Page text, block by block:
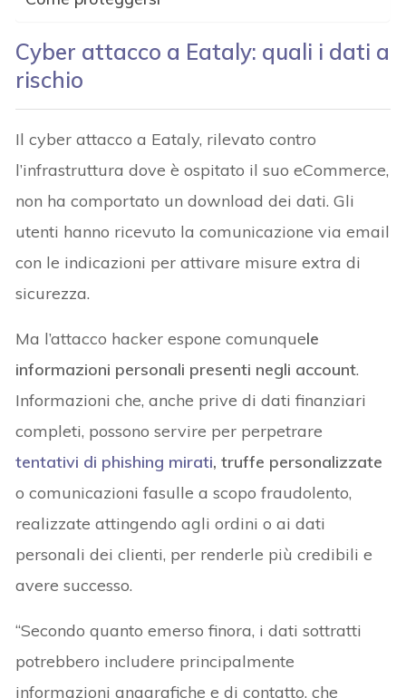
Cyber attacco a Eataly: quali i dati a
rischio
Il cyber attacco a Eataly, rilevato contro
l’infrastruttura dove è ospitato il suo eCommerce,
non ha comportato un download dei dati. Gli
utenti hanno ricevuto la comunicazione via email
con le indicazioni per attivare misure extra di
sicurezza.
Ma l’attacco hacker espone comunquele
informazioni personali presenti negli account.
Informazioni che, anche prive di dati finanziari
completi, possono servire per perpetrare
tentativi di phishing mirati, truffe personalizzate
o comunicazioni fasulle a scopo fraudolento,
realizzate attingendo agli ordini o ai dati
personali dei clienti, per renderle più credibili e
avere successo.
“Secondo quanto emerso finora, i dati sottratti
potrebbero includere principalmente
informazioni anagrafiche e di contatto, che